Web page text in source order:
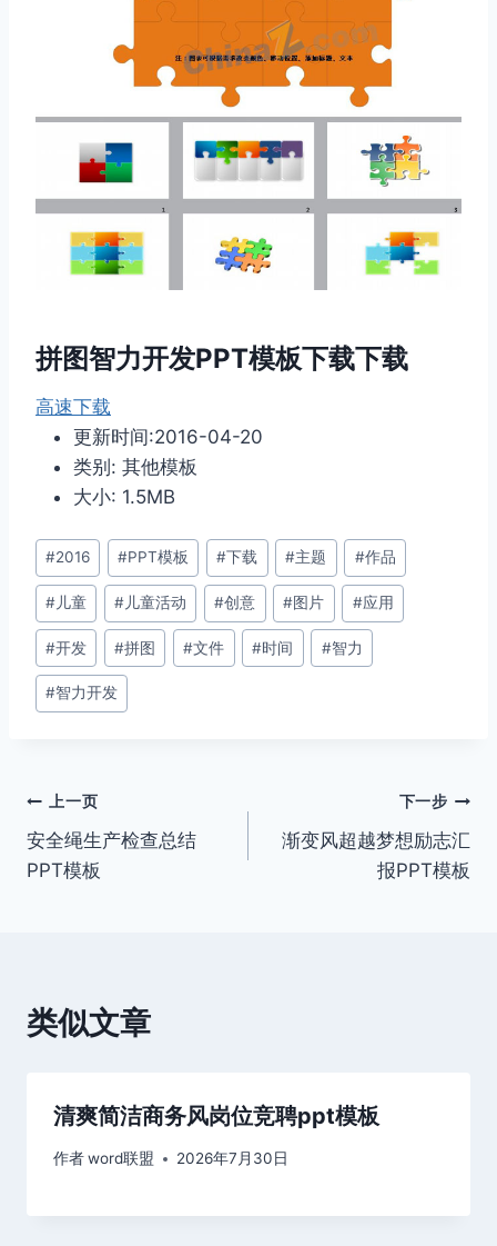
拼图智力开发PPT模板下载下载
高速下载
更新时间:2016-04-20
类别: 其他模板
大小: 1.5MB
文
章
标
签：
#2016 #PPT模板 #下载 #主题 #作品
#儿童 #儿童活动 #创意 #图片 #应用
#开发 #拼图 #文件 #时间 #智力
#智力开发
文
章
上一页
安全绳生产检查总结
PPT模板
下一步
渐变风超越梦想励志汇
报PPT模板
类似文章
清爽简洁商务风岗位竞聘ppt模板
作者word联盟 2026年7月30日